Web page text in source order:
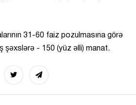
31-60 faiz pozulmasına görə
şəxslərə - 150 (yüz əlli) manat.